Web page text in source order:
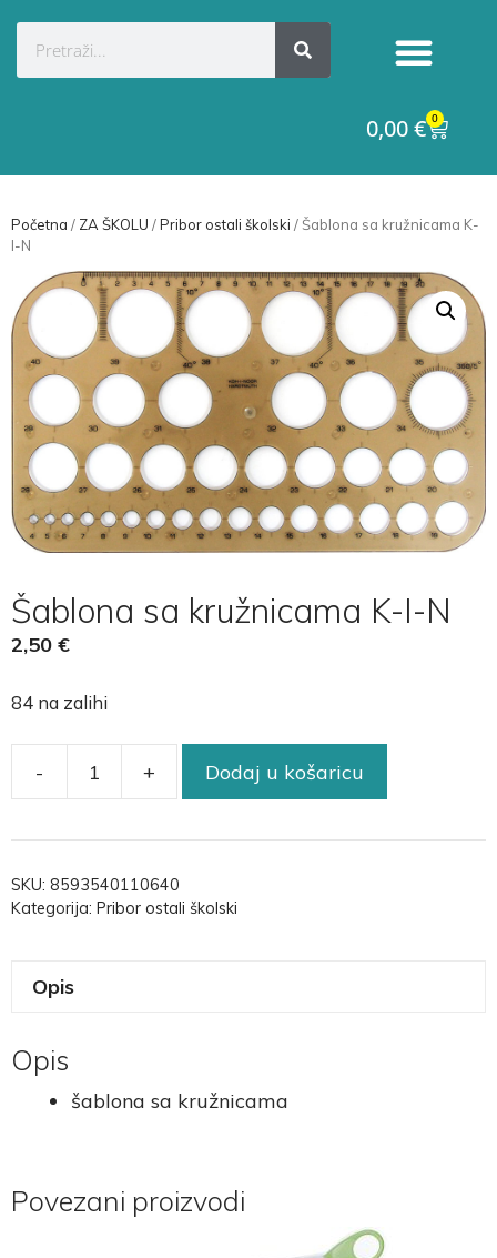
0,00€ 0
Početna / ZA ŠKOLU /Pribor ostali školski / Šablona sa kružnicama K-
I-N
Šablona sa kružnicama K-I-N
2,50 €
84 na zalihi
- + Dodaj u košaricu
SKU: 8593540110640
Kategorija: Pribor ostali školski
Opis
Opis
šablona sa kružnicama
Povezani proizvodi